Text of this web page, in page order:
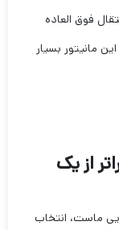
فوق العاده
مانيتور بسيار
از یک
ماست، انتخاب